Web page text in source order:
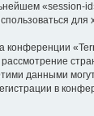
«session-
конференции
рассмотрение
данными
в